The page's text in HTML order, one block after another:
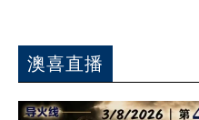
澳喜直播